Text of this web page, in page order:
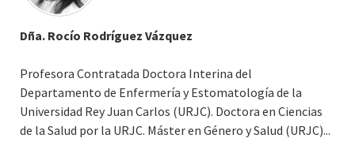
Dña. Rocío Rodríguez Vázquez
Profesora Contratada Doctora Interina del
Departamento de Enfermería y Estomatología de la
Universidad Rey Juan Carlos (URJC). Doctora en Ciencias
de la Salud por la URJC. Máster en Género y Salud (URJC)...